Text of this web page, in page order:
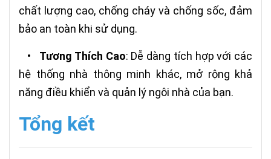
chất lượng cao, chống cháy và chống sốc, đảm
bảo an toàn khi sử dụng.
• Tương Thích Cao: Dễ dàng tích hợp với các
hệ thống nhà thông minh khác, mở rộng khả
năng điều khiển và quản lý ngôi nhà của bạn.
Tổng kết